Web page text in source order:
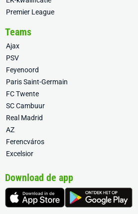
Premier League
Teams
Ajax
PSV
Feyenoord
Paris Saint-Germain
FC Twente
SC Cambuur
Real Madrid
AZ
Ferencváros
Excelsior
Download de app